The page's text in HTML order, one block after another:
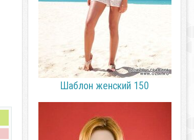
Шаблон женский 150